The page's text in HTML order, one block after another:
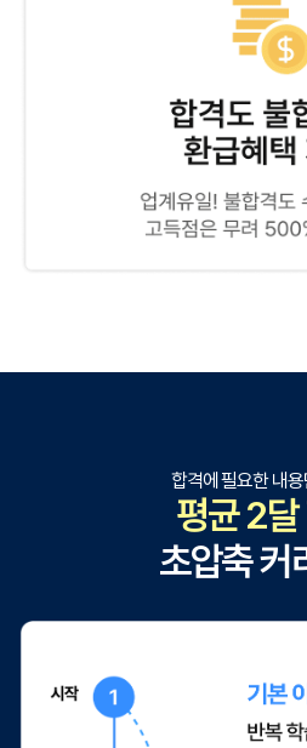
합격에 필요한 내
평균 2달
초압축 커